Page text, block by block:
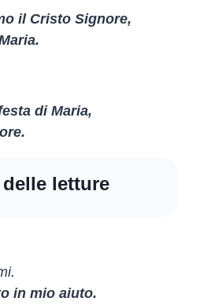
il Cristo Signore,
di Maria,
letture
in mio aiuto.